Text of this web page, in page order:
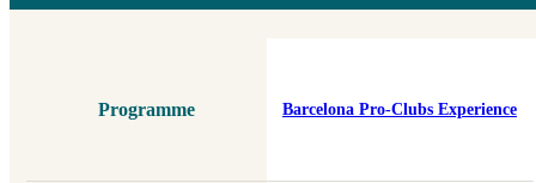
Programme Barcelona Pro-Clubs Experience